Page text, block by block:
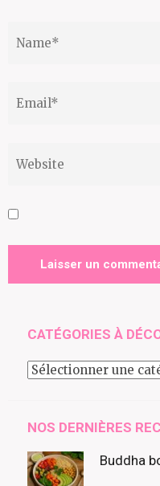
CATÉGORIES À
Catégories
NOS DERNIÈRES
Buddha